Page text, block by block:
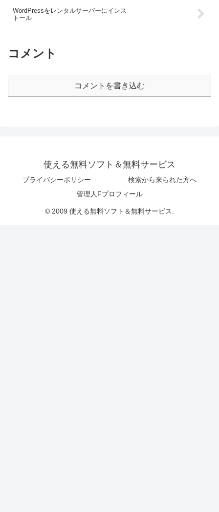
WordPressをレンタルサーバーにインス
トール
コメント
コメントを書き込む
使える無料ソフト＆無料サービス
プライバシーポリシー
検索から来られた方へ
管理人Fプロフィール
© 2009 使える無料ソフト＆無料サービス.